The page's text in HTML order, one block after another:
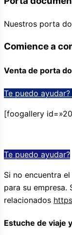
Nuestros porta
Comience a
Venta de porta
Te puedo ayudar?
[foogallery
Te puedo ayudar?
Si no encuentra
para su empresa.
relacionados
Estuche de viaje